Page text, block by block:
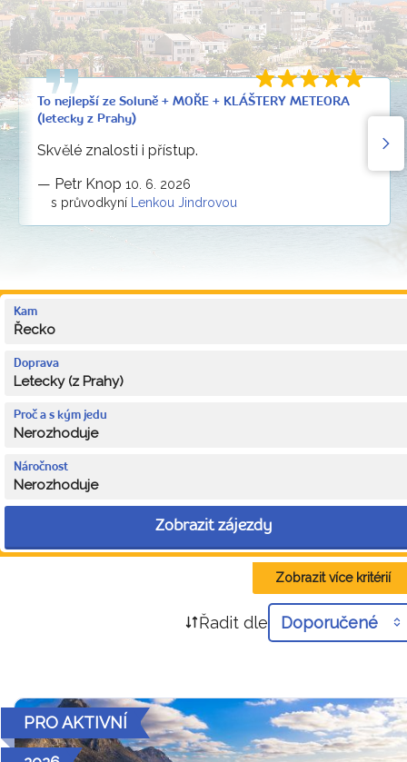
To nejlepší ze Soluně + MOŘE + KLÁŠTERY METEORA
(letecky z Prahy)
Skvělé znalosti i přístup.
— Petr Knop 10. 6. 2026
s průvodkyní Lenkou Jindrovou
Kam
Řecko
Doprava
Letecky (z Prahy)
Proč a s kým jedu
Nerozhoduje
Náročnost
Nerozhoduje
Zobrazit zájezdy
Zobrazit více kritérií
Řadit dle Doporučené
PRO AKTIVNÍ